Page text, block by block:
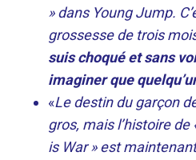
» dans Young Jump.
grossesse de trois
suis choqué et sans
imaginer que
«Le destin du garçon
gros, mais l’histoire
is War » est